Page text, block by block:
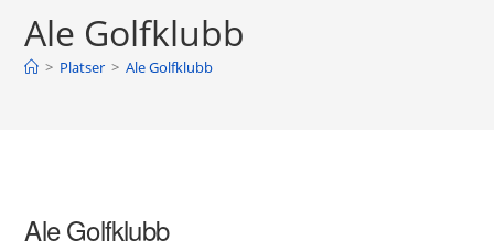
Ale Golfklubb
> Platser > Ale Golfklubb
Ale Golfklubb